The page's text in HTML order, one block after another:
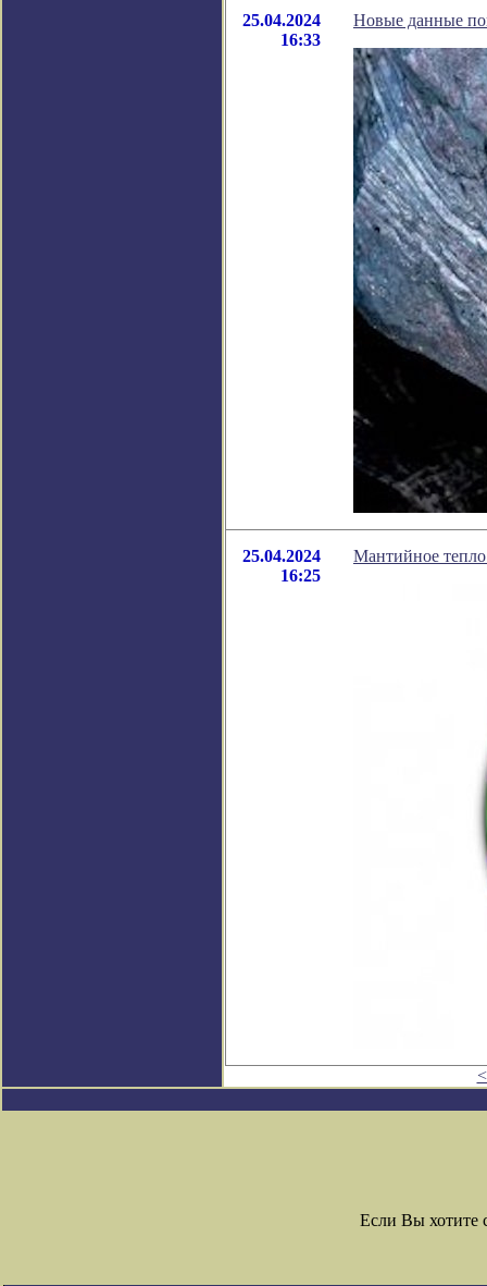
25.04.2024
16:33
Новые данные
25.04.2024
16:25
Мантийное тепло
Если Вы хотите